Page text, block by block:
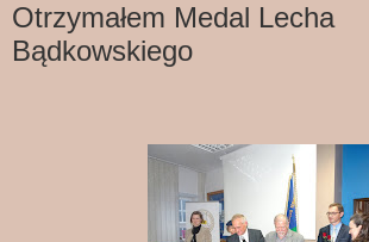
Otrzymałem Medal Lecha
Bądkowskiego